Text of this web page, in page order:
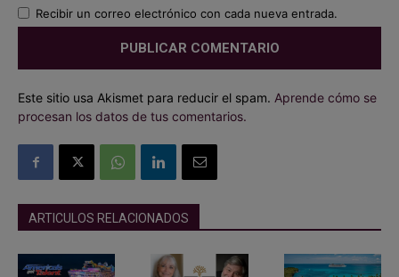
Recibir un correo electrónico con cada nueva entrada.
Este sitio usa Akismet para reducir el spam. Aprende cómo se
procesan los datos de tus comentarios.
ARTICULOS RELACIONADOS